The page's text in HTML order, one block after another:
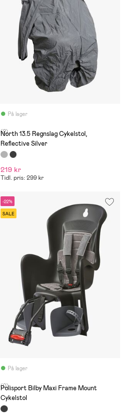
På lager
(2)
North 13.5 Regnslag Cykelstol,
Reflective Silver
219 kr
Tidl. pris: 299 kr
-22%
SALE
På lager
(0)
Polisport Bilby Maxi Frame Mount
Cykelstol